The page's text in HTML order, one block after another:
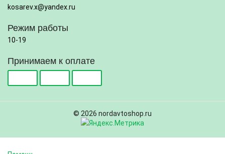
kosarev.x@yandex.ru
Режим работы
10-19
Принимаем к оплате
© 2026 nordavtoshop.ru